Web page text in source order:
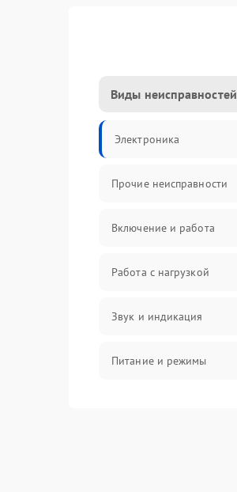
Виды неисправностей
Электроника
Прочие неисправности
Включение и работа
Работа с нагрузкой
Звук и индикация
Питание и режимы